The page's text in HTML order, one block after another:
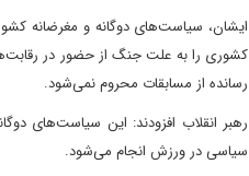
ایشان، سیاست‌های دوگانه و مغرضانه
رسانده از مسابقات محروم نمی‌شود.
رهبر انقلاب افزودند: این سیاست‌های
سیاسی در ورزش انجام می‌شود.